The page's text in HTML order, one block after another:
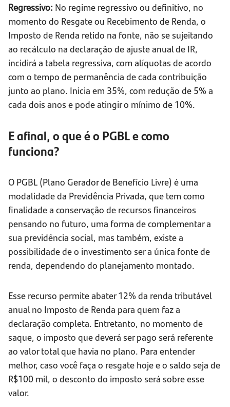
Regressivo: No regime regressivo ou definitivo, no
momento do Resgate ou Recebimento de Renda, o
Imposto de Renda retido na fonte, não se sujeitando
ao recálculo na declaração de ajuste anual de IR,
incidirá a tabela regressiva, com alíquotas de acordo
com o tempo de permanência de cada contribuição
junto ao plano. Inicia em 35%, com redução de 5% a
cada dois anos e pode atingir o mínimo de 10%.
E afinal, o que é o PGBL e como
funciona?
O PGBL (Plano Gerador de Benefício Livre) é uma
modalidade da Previdência Privada, que tem como
finalidade a conservação de recursos financeiros
pensando no futuro, uma forma de complementar a
sua previdência social, mas também, existe a
possibilidade de o investimento ser a única fonte de
renda, dependendo do planejamento montado.
Esse recurso permite abater 12% da renda tributável
anual no Imposto de Renda para quem faz a
declaração completa. Entretanto, no momento de
saque, o imposto que deverá ser pago será referente
ao valor total que havia no plano. Para entender
melhor, caso você faça o resgate hoje e o saldo seja de
R$100 mil, o desconto do imposto será sobre esse
valor.